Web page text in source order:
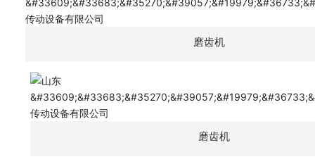
磨齿机
磨齿机